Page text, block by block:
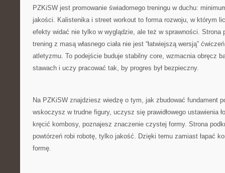
PZKiSW jest promowanie świadomego treningu w duchu:
jakości. Kalistenika i street workout to forma rozwoju, w którym
efekty widać nie tylko w wyglądzie, ale też w sprawności. Strona
trening z masą własnego ciała nie jest “łatwiejszą wersją”
atletyzmu. To podejście buduje stabilny core, wzmacnia obręcz
stawach i uczy pracować tak, by progres był bezpieczny.
Na PZKiSW znajdziesz wiedzę o tym, jak zbudować fundament
wskoczysz w trudne figury, uczysz się prawidłowego ustawienia
kręcić kombosy, poznajesz znaczenie czystej formy. Strona
powtórzeń robi robotę, tylko jakość. Dzięki temu zamiast łapać
formę.